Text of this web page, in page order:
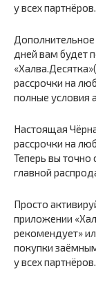
у всех партнёров.
Дополнительное
дней вам будет
рассрочки на
полные условия
Настоящая
рассрочки на
Теперь вы точно
главной
Просто
приложении
рекомендует»
покупки
у всех партнёров.